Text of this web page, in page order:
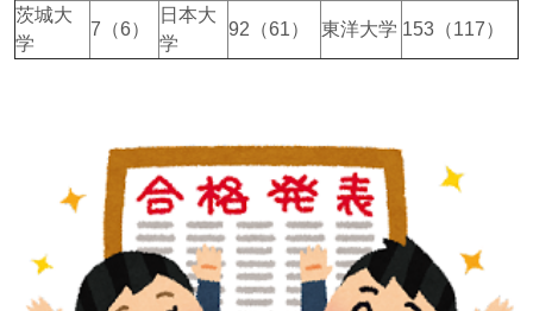
茨城大
学
7（6）
日本大
学
92（61） 東洋大学 153（117）